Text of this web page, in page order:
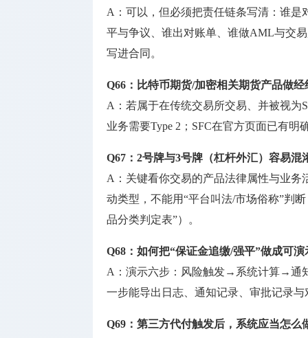
A：可以，但必须把责任链条写清：谁
平与争议、谁出对账单、谁做AML与交
写进合同。
Q66：比特币期货/加密相关期货产品做
A：若属于在传统交易所交易、并被视为
业务需要Type 2；SFC在官方页面已有明
Q67：2号牌与3号牌（杠杆外汇）容易混
A：关键看你交易的产品法律属性与业务
动类型，不能用“平台叫法/市场俗称”判
品分类判定表”）。
Q68：如何把“保证金追缴/强平”做成可演
A：演示六步：风险触发→系统计算→
一步能导出日志、通知记录、审批记录与
Q69：第三方代付触发后，系统应当怎么